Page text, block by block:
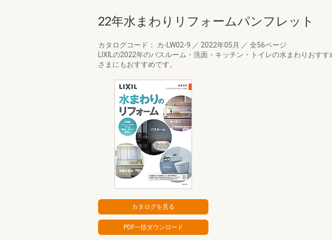
22年水まわりリフォームパンフレット
カタログコード： カ-LW02-9 ／ 2022年05月 ／ 全56ページ
LIXILの2022年のバスルーム・洗面・キッチン・トイレの水まわりおす
さまにもおすすめです。